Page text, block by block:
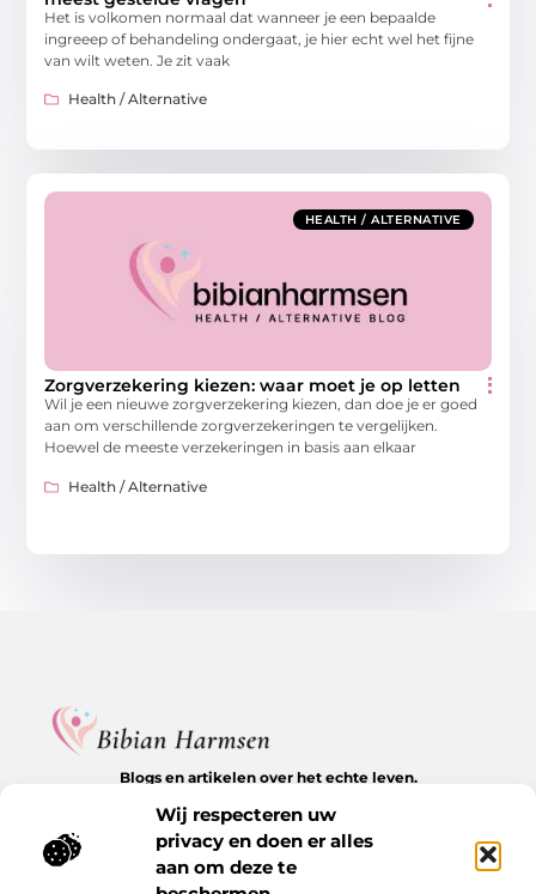
Wij respecteren uw
privacy en doen er alles
aan om deze te
Het is volkomen normaal dat wanneer je een bepaalde
ingreeep of behandeling ondergaat, je hier echt wel het fijne
van wilt weten. Je zit vaak
Health / Alternative
HEALTH / ALTERNATIVE
Zorgverzekering kiezen: waar moet je op letten
Wil je een nieuwe zorgverzekering kiezen, dan doe je er goed
aan om verschillende zorgverzekeringen te vergelijken.
Hoewel de meeste verzekeringen in basis aan elkaar
Health / Alternative
Blogs en artikelen over het echte leven.
waardevolle inzichten op BibianHarmsen.nl.
Bericht categorie